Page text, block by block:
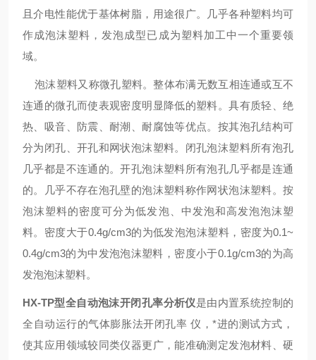
且介电性能优于基体树脂，用途很广。几乎各种塑料均可
作成泡沫塑料，发泡成型已成为塑料加工中一个重要领
域。
泡沫塑料又称微孔塑料。整体布满无数互相连通或互不
连通的微孔而使表观密度明显降低的塑料。具有质轻、绝
热、吸音、防震、耐潮、耐腐蚀等优点。按其泡孔结构可
分为闭孔、开孔和网状泡沫塑料。闭孔泡沫塑料所有泡孔
几乎都是不连通的。开孔泡沫塑料所有泡孔几乎都是连通
的。几乎不存在泡孔壁的泡沫塑料称作网状泡沫塑料。按
泡沫塑料的密度可分为低发泡、中发泡和高发泡泡沫塑
料。密度大于0.4g/cm3的为低发泡泡沫塑料，密度为0.1~
0.4g/cm3的为中发泡泡沫塑料，密度小于0.1g/cm3的为高
发泡泡沫塑料。
HX-TP型全自动泡沫开闭孔率分析仪是由内置系统控制的
全自动运行的气体膨胀法开闭孔率 仪，*进的测试方式，
使其应用领域较同类仪器更广，能准确测定发泡材料、硬